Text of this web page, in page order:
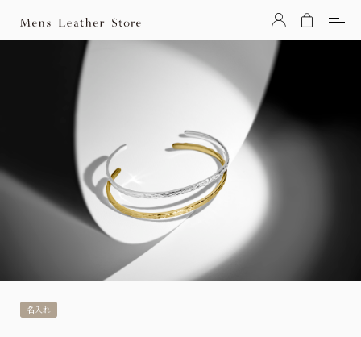
Mens Leather Store（メンズレザーストア）
名入れ